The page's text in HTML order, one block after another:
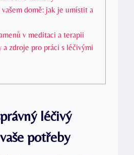
domě: jak je umístit a
v meditaci a terapii
a zdroje pro práci s léčivými
léčivý
potřeby